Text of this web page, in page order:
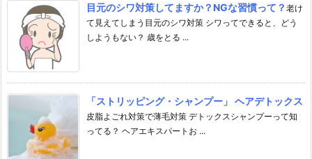
目元のシワ対策してますか？NGな習慣って？ 老け
て見えてしまう目元のシワ対策 シワってできると、どう
しようもない？ 歳をとる ...
「ストリッピング・シャンプー」 ヘアデトックス
皮脂よごれ対策で薄毛対策 デトックスシャンプーって知
ってる？ ヘアエキスパートお ...